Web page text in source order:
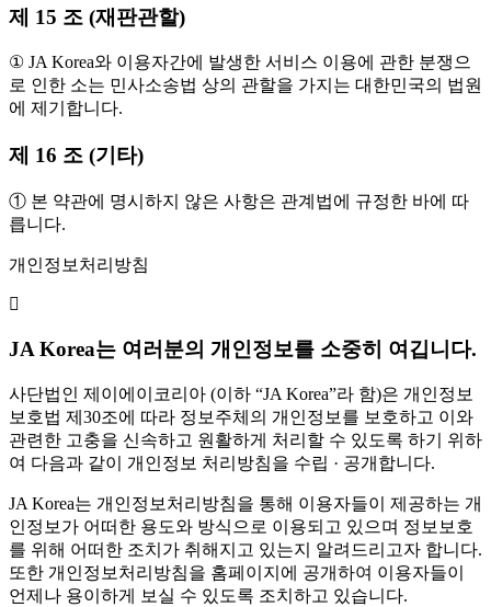
제 15 조 (재판관할)
① JA Korea와 이용자간에 발생한 서비스 이용에 관한 분쟁으
로 인한 소는 민사소송법 상의 관할을 가지는 대한민국의 법원
에 제기합니다.
제 16 조 (기타)
① 본 약관에 명시하지 않은 사항은 관계법에 규정한 바에 따
릅니다.
개인정보처리방침
JA Korea는 여러분의 개인정보를 소중히 여깁니다.
사단법인 제이에이코리아 (이하 “JA Korea”라 함)은 개인정보
보호법 제30조에 따라 정보주체의 개인정보를 보호하고 이와
관련한 고충을 신속하고 원활하게 처리할 수 있도록 하기 위하
여 다음과 같이 개인정보 처리방침을 수립 · 공개합니다.
JA Korea는 개인정보처리방침을 통해 이용자들이 제공하는 개
인정보가 어떠한 용도와 방식으로 이용되고 있으며 정보보호
를 위해 어떠한 조치가 취해지고 있는지 알려드리고자 합니다.
또한 개인정보처리방침을 홈페이지에 공개하여 이용자들이
언제나 용이하게 보실 수 있도록 조치하고 있습니다.